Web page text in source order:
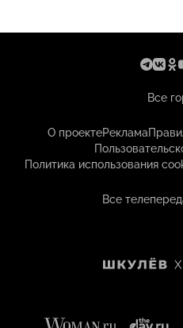
Все
О проектеРеклама
Политика использования
Все